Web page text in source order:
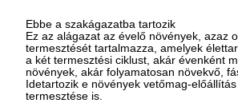
Ebbe a szakágazatba tartozik
Ez az alágazat az évelő növények, azaz
termesztését tartalmazza, amelyek
a két termesztési ciklust, akár évenként
növények, akár folyamatosan növekvő,
Idetartozik e növények vetőmag-
termesztése is.